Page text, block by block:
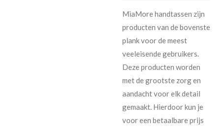
MiaMore handtassen zijn
producten van de bovenste
plank voor de meest
veeleisende gebruikers.
Deze producten worden
met de grootste zorg en
aandacht voor elk detail
gemaakt. Hierdoor kun je
voor een betaalbare prijs